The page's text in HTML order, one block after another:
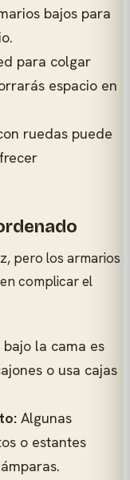
bajos para
para colgar
espacio en
ruedas puede
pero los armarios
complicar el
bajo la cama es
o usa cajas
Algunas
o estantes